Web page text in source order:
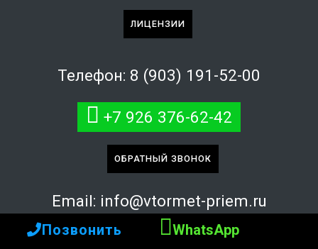
ЛИЦЕНЗИИ
Телефон: 8 (903) 191-52-00
+7 926 376-62-42
ОБРАТНЫЙ ЗВОНОК
Email: info@vtormet-priem.ru
Позвонить WhatsApp